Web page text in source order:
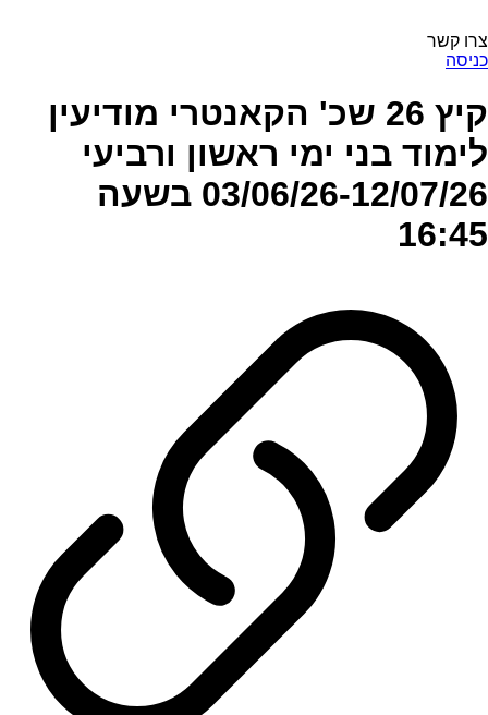
צרו קשר
כניסה
קיץ 26 שכ' הקאנטרי מודיעין
לימוד בני ימי ראשון ורביעי
03/06/26-12/07/26 בשעה
16:45